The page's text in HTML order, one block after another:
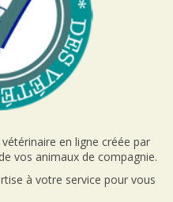
en ligne créée par
vos animaux de compagnie.
à votre service pour vous